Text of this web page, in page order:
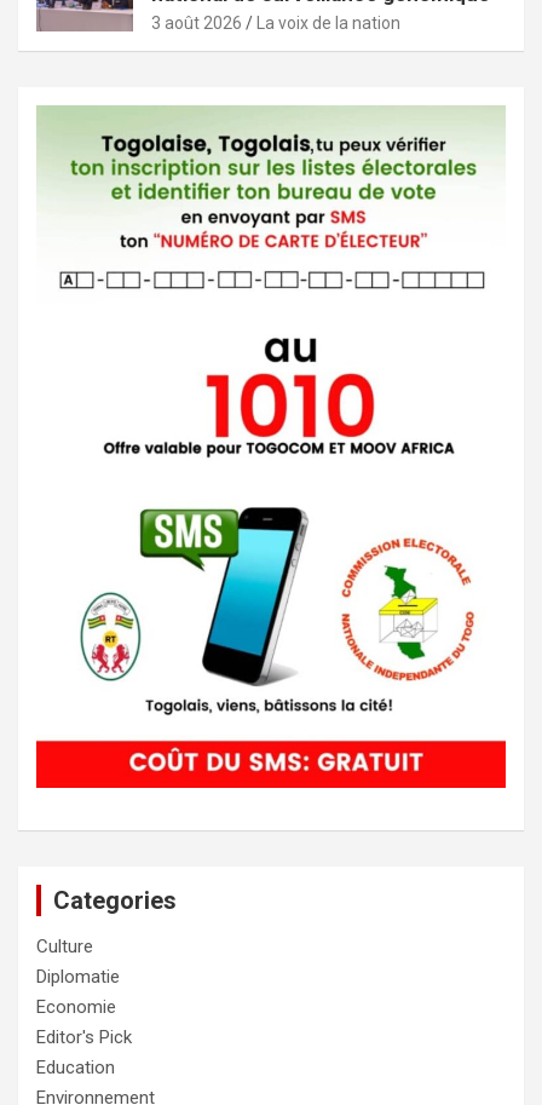
3 août 2026 La voix de la nation
Categories
Culture
Diplomatie
Economie
Editor's Pick
Education
Environnement